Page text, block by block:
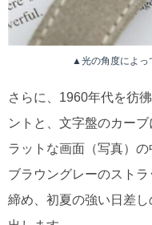
▲光の角度によっ
さらに、1960年代を彷
ントと、文字盤のカー
ラットな画面（写真）の
ブラウングレーのスト
締め、初夏の強い日差